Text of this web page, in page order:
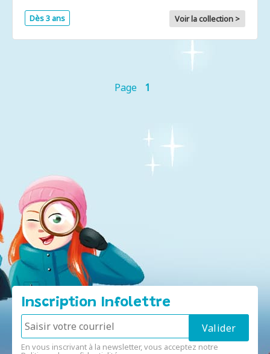
Dès 3 ans Voir la collection >
Page 1
Inscription Infolettre
En vous inscrivant à la newsletter, vous acceptez notre